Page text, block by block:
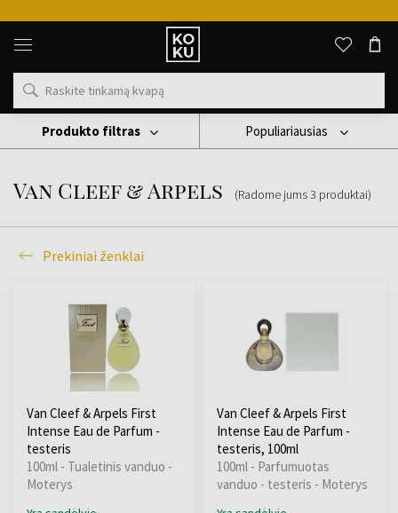
Originalūs
kvepalai
laikrodžiai
vienoje
Prekiniai Ženklai Van Cleef & Arpels
Van Cleef & Arpels (Radome jums3 produktai)
Populiariausias
Prekiniai ženklai
Produkto filtras
Van Cleef & Arpels First
Intense Eau de Parfum -
testeris
100ml - Tualetinis vanduo -
Moterys
Van Cleef & Arpels First
Intense Eau de Parfum -
testeris, 100ml
100ml - Parfumuotas
vanduo - testeris - Moterys